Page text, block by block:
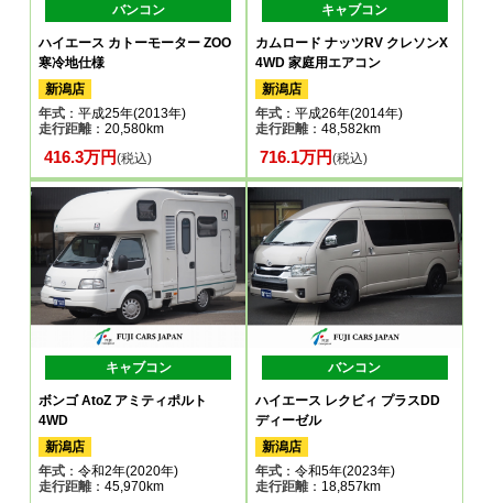
バンコン
ハイエース カトーモーター ZOO
寒冷地仕様
新潟店
年式 ：平成25年(2013年)
走行距離：20,580km
416.3万円(税込)
キャブコン
カムロード ナッツRV クレソンX
4WD 家庭用エアコン
新潟店
年式：平成26年(2014年)
走行距離：48,582km
716.1万円(税込)
キャブコン
ボンゴ AtoZ アミティポルト
4WD
新潟店
年式 ：令和2年(2020年)
走行距離：45,970km
バンコン
ハイエース レクビィ プラスDD
ディーゼル
新潟店
年式：令和5年(2023年)
走行距離：18,857km